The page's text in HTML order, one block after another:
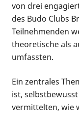
von drei
des Budo Clubs
Teilnehmenden
theoretische als
umfassten.
Ein zentrales
ist,
vermittelten, wie